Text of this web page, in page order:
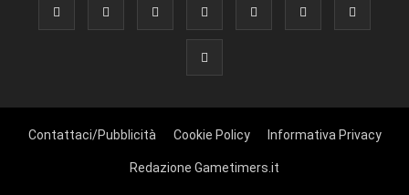
Contattaci/Pubblicità Cookie Policy Informativa Privacy
Redazione Gametimers.it